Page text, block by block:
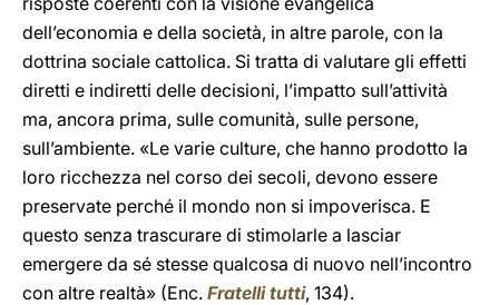
dell’economia e della società, in altre parole, con la
dottrina sociale cattolica. Si tratta di valutare gli effetti
diretti e indiretti delle decisioni, l’impatto sull’attività
ma, ancora prima, sulle comunità, sulle persone,
sull’ambiente. «Le varie culture, che hanno prodotto la
loro ricchezza nel corso dei secoli, devono essere
preservate perché il mondo non si impoverisca. E
questo senza trascurare di stimolarle a lasciar
emergere da sé stesse qualcosa di nuovo nell’incontro
con altre realtà» (Enc. Fratelli tutti, 134).